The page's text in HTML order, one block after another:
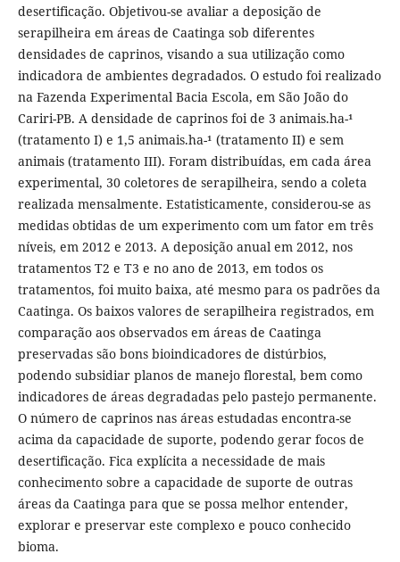
desertificação. Objetivou-se avaliar a deposição de
serapilheira em áreas de Caatinga sob diferentes
densidades de caprinos, visando a sua utilização como
indicadora de ambientes degradados. O estudo foi realizado
na Fazenda Experimental Bacia Escola, em São João do
Cariri-PB. A densidade de caprinos foi de 3 animais.ha-¹
(tratamento I) e 1,5 animais.ha-¹ (tratamento II) e sem
animais (tratamento III). Foram distribuídas, em cada área
experimental, 30 coletores de serapilheira, sendo a coleta
realizada mensalmente. Estatisticamente, considerou-se as
medidas obtidas de um experimento com um fator em três
níveis, em 2012 e 2013. A deposição anual em 2012, nos
tratamentos T2 e T3 e no ano de 2013, em todos os
tratamentos, foi muito baixa, até mesmo para os padrões da
Caatinga. Os baixos valores de serapilheira registrados, em
comparação aos observados em áreas de Caatinga
preservadas são bons bioindicadores de distúrbios,
podendo subsidiar planos de manejo florestal, bem como
indicadores de áreas degradadas pelo pastejo permanente.
O número de caprinos nas áreas estudadas encontra-se
acima da capacidade de suporte, podendo gerar focos de
desertificação. Fica explícita a necessidade de mais
conhecimento sobre a capacidade de suporte de outras
áreas da Caatinga para que se possa melhor entender,
explorar e preservar este complexo e pouco conhecido
bioma.